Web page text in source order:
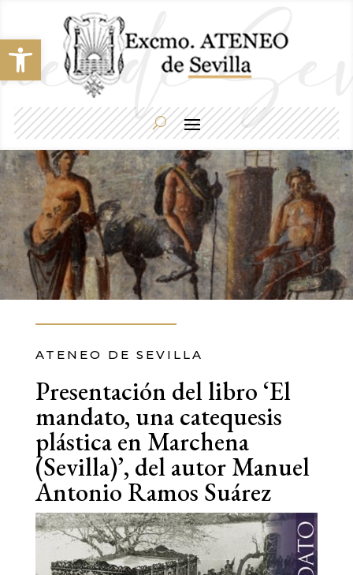
Abrir barra de herramientas
ATENEO DE SEVILLA
Presentación del libro ‘El
mandato, una catequesis
plástica en Marchena
(Sevilla)’, del autor Manuel
Antonio Ramos Suárez